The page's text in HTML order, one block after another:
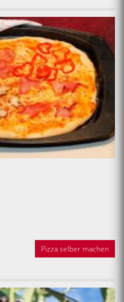
Pizza selber machen